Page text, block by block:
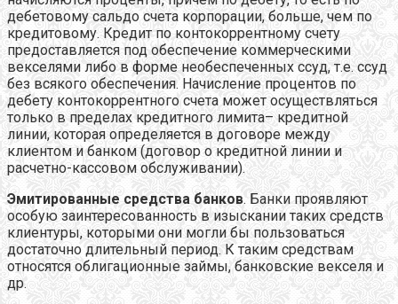
дебетовому сальдо счета корпорации, больше, чем по
кредитовому. Кредит по контокоррентному счету
предоставляется под обеспечение коммерческими
векселями либо в форме необеспеченных ссуд, т.е. ссуд
без всякого обеспечения. Начисление процентов по
дебету контокоррентного счета может осуществляться
только в пределах кредитного лимита– кредитной
линии, которая определяется в договоре между
клиентом и банком (договор о кредитной линии и
расчетно-кассовом обслуживании).
Эмитированные средства банков. Банки проявляют
особую заинтересованность в изыскании таких средств
клиентуры, которыми они могли бы пользоваться
достаточно длительный период. К таким средствам
относятся облигационные займы, банковские векселя и
др.